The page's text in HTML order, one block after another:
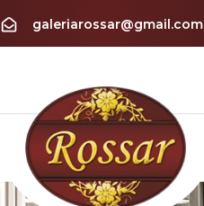
galeriarossar@gmail.com